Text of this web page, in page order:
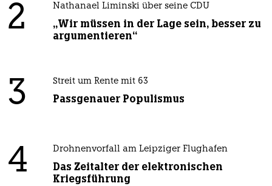
2 Nathanael Liminski über seine CDU
„Wir müssen in der Lage sein, besser zu
argumentieren“
3 Streit um Rente mit 63
Passgenauer Populismus
4 Drohnenvorfall am Leipziger Flughafen
Das Zeitalter der elektronischen
Kriegsführung